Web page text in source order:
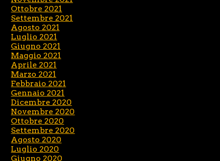
Ottobre 2021
Settembre 2021
Agosto 2021
Luglio 2021
Giugno 2021
Maggio 2021
Aprile 2021
Marzo 2021
Febbraio 2021
Gennaio 2021
Dicembre 2020
Novembre 2020
Ottobre 2020
Settembre 2020
Agosto 2020
Luglio 2020
Giugno 2020